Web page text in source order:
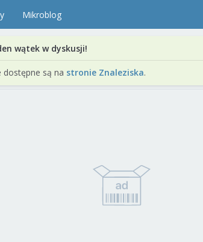
Mikroblog
wątek w dyskusji!
dostępne są na stronie Znaleziska.